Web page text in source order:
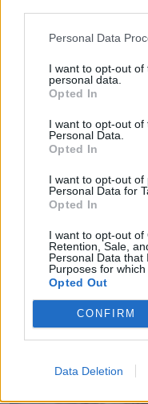
Personal Data
I want to opt-out
personal data.
Opted In
I want to opt-out of
Personal Data.
Opted In
I want to opt-out of
Personal Data for
Opted In
I want to opt-out of
Retention, Sale,
Personal Data that
Purposes for which
Opted Out
CONFIRM
Data Deletion
KUR ŠODIEN ATPŪSTIES?
"Splendid Palace"
"Renuārs"